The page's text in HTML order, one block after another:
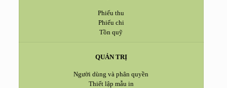
Phiếu thu
Phiếu chi
Tồn quỹ
QUẢN TRỊ
Người dùng và phân quyền
Thiết lập mẫu in